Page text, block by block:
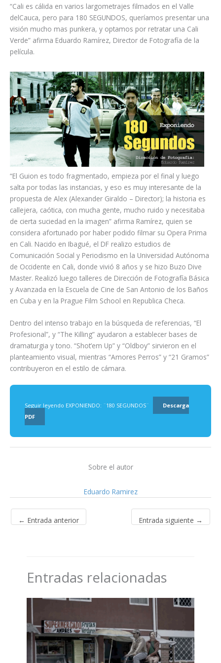
“Cali es cálida en varios largometrajes filmados en el Valle
delCauca, pero para 180 SEGUNDOS, queríamos presentar una
visión mucho mas punkera, y optamos por retratar una Cali
Verde” afirma Eduardo Ramírez, Director de Fotografía de la
película.
“El Guion es todo fragmentado, empieza por el final y luego
salta por todas las instancias, y eso es muy interesante de la
propuesta de Alex (Alexander Giraldo – Director); la historia es
callejera, caótica, con mucha gente, mucho ruido y necesitaba
de cierta suciedad en la imagen” afirma Ramírez, quien se
considera afortunado por haber podido filmar su Opera Prima
en Cali. Nacido en Ibagué, el DF realizo estudios de
Comunicación Social y Periodismo en la Universidad Autónoma
de Occidente en Cali, donde vivió 8 años y se hizo Buzo Dive
Master. Realizó luego talleres de Dirección de Fotografía Básica
y Avanzada en la Escuela de Cine de San Antonio de los Baños
en Cuba y en la Prague Film School en Republica Checa.
Dentro del intenso trabajo en la búsqueda de referencias, “El
Profesional”, y “The Killing” ayudaron a establecer bases de
dramaturgia y tono. “Shot’em Up” y “Oldboy” sirvieron en el
planteamiento visual, mientras “Amores Perros” y “21 Gramos”
contribuyeron en el estilo de cámara.
Seguir leyendo EXPONIENDO: ¨180 SEGUNDOS¨
Descarga
PDF
Sobre el autor
Eduardo Ramirez
← Entrada anterior Entrada siguiente →
Entradas relacionadas